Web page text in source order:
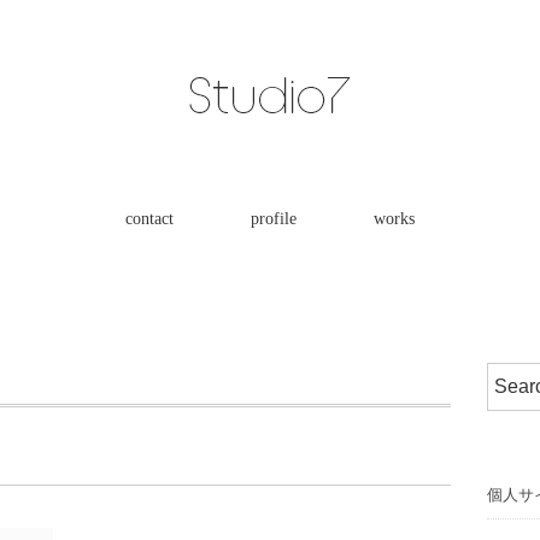
contact profile works
個人サ